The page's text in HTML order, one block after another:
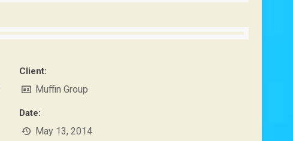
Client:
Muffin Group
Date:
May 13, 2014